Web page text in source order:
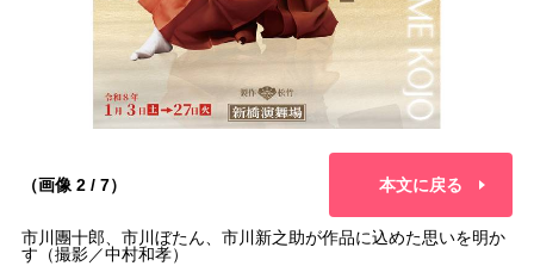
（画像 2 / 7） 本文に戻る
市川團十郎、市川ぼたん、市川新之助が作品に込めた思いを明か
す（撮影／中村和孝）